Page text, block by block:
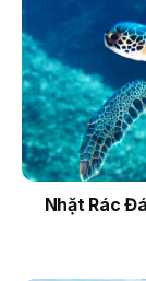
Nhặt Rác